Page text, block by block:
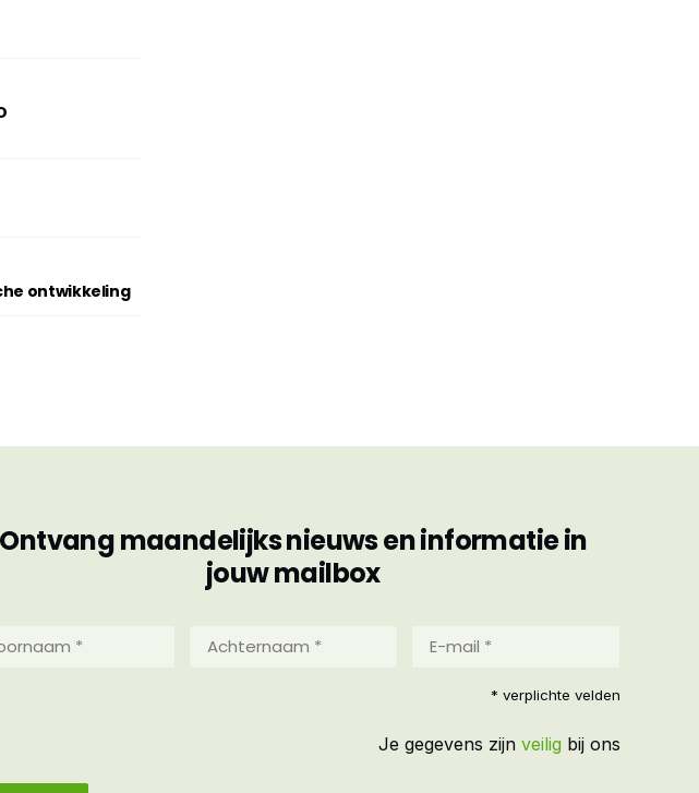
ontwikkeling
Ontvang maandelijks nieuws en informatie in
jouw mailbox
Achternaam
mail
* verplichte velden
Je gegevens zijn veilig bij ons